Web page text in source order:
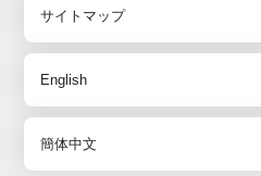
サイトマップ
English
簡体中文